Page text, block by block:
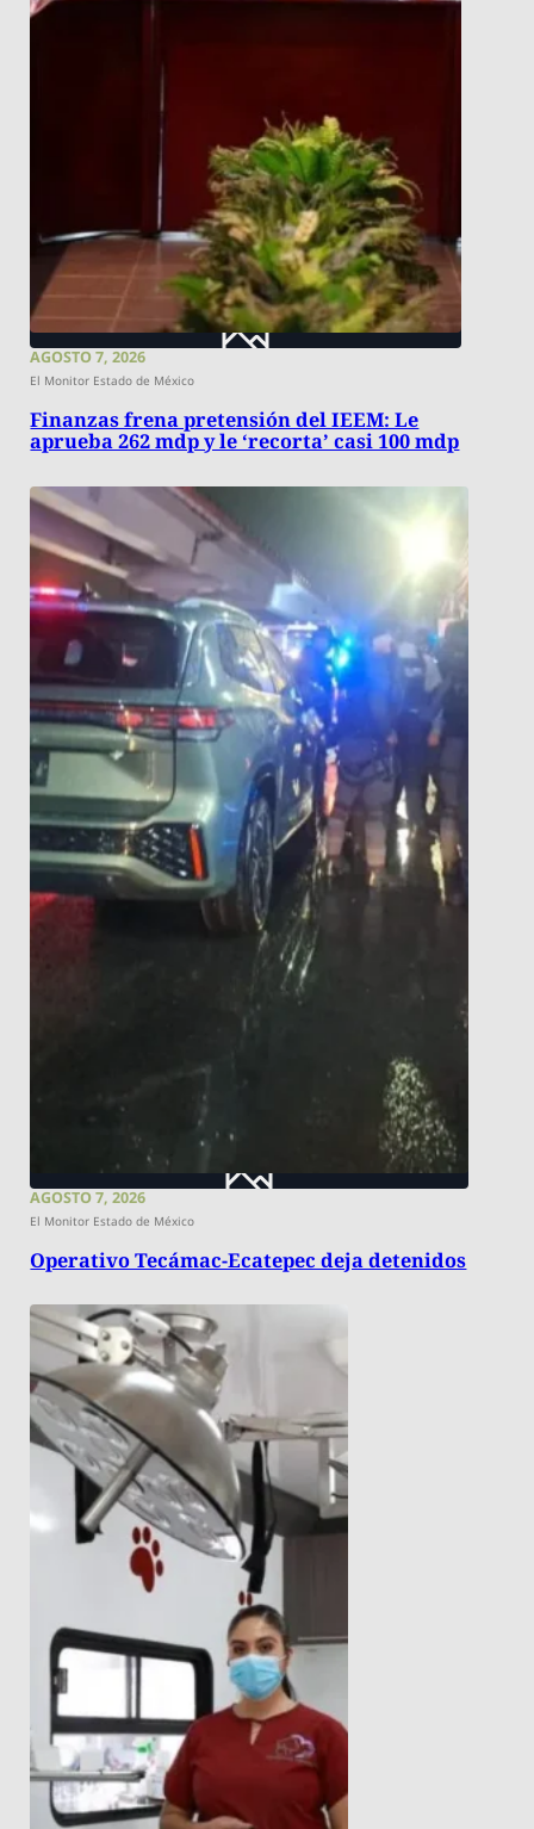
AGOSTO 7, 2026
El Monitor Estado de México
Finanzas frena pretensión del IEEM: Le
aprueba 262 mdp y le ‘recorta’ casi 100 mdp
AGOSTO 7, 2026
El Monitor Estado de México
Operativo Tecámac-Ecatepec deja detenidos